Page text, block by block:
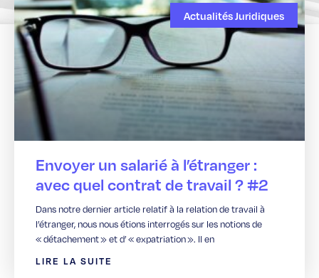
Actualités Juridiques
Envoyer un salarié à l’étranger :
avec quel contrat de travail ? #2
Dans notre dernier article relatif à la relation de travail à
l’étranger, nous nous étions interrogés sur les notions de
« détachement » et d’ « expatriation ». Il en
LIRE LA SUITE